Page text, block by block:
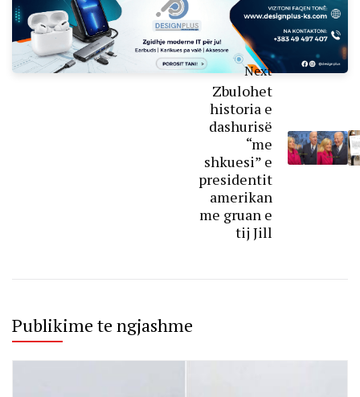
Next
Zbulohet
historia e
dashurisë
“me
shkuesi” e
presidentit
amerikan
me gruan e
tij Jill
Publikime te ngjashme